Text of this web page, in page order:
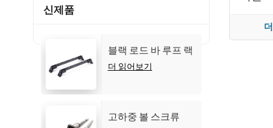
신제품
블랙 로드 바 루프 랙
더 읽어보기
고하중 볼 스크류